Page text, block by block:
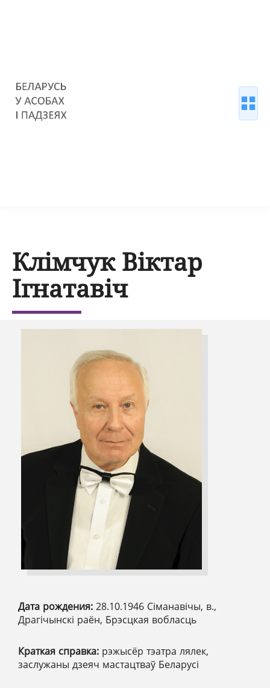
Клімчук Віктар
Ігнатавіч
Дата рождения: 28.10.1946 Сіманавічы, в.,
Драгічынскі раён, Брэсцкая вобласць
Краткая справка: рэжысёр тэатра лялек,
заслужаны дзеяч мастацтваў Беларусі